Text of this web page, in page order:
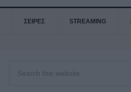
ΣΕΙΡΕΣ STREAMING